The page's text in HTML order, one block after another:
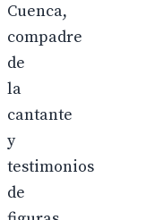
Cuenca,
compadre
de
la
cantante
y
testimonios
de